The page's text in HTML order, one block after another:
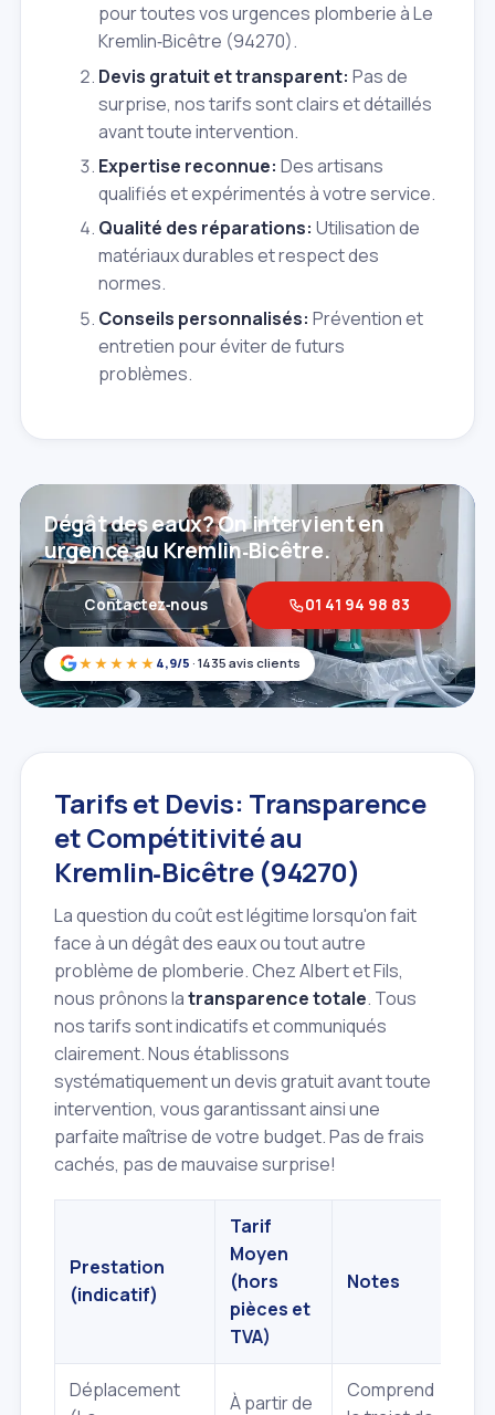
pour toutes vos urgences plomberie à Le
Kremlin‑Bicêtre (94270).
Devis gratuit et transparent: Pas de
surprise, nos tarifs sont clairs et détaillés
avant toute intervention.
Expertise reconnue: Des artisans
qualifiés et expérimentés à votre service.
Qualité des réparations: Utilisation de
matériaux durables et respect des
normes.
Conseils personnalisés: Prévention et
entretien pour éviter de futurs
problèmes.
★★★★★ 4,9/5 · 1435 avis clients
Dégât des eaux? On intervient en
urgence au Kremlin‑Bicêtre.
Contactez‑nous 01 41 94 98 83
Tarifs et Devis: Transparence
et Compétitivité au
Kremlin‑Bicêtre (94270)
La question du coût est légitime lorsqu'on fait
face à un dégât des eaux ou tout autre
problème de plomberie. Chez Albert et Fils,
nous prônons latransparence totale. Tous
nos tarifs sont indicatifs et communiqués
clairement. Nous établissons
systématiquement un devis gratuit avant toute
intervention, vous garantissant ainsi une
parfaite maîtrise de votre budget. Pas de frais
cachés, pas de mauvaise surprise!
Prestation
(indicatif)
Tarif
Moyen
(hors
pièces et
TVA)
Notes
Déplacement
À partir de
Comprend